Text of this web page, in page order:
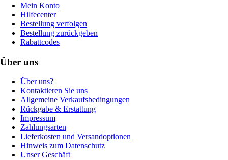
Mein Konto
Hilfecenter
Bestellung verfolgen
Bestellung zurückgeben
Rabattcodes
Über uns
Über uns?
Kontaktieren Sie uns
Allgemeine Verkaufsbedingungen
Rückgabe & Erstattung
Impressum
Zahlungsarten
Lieferkosten und Versandoptionen
Hinweis zum Datenschutz
Unser Geschäft